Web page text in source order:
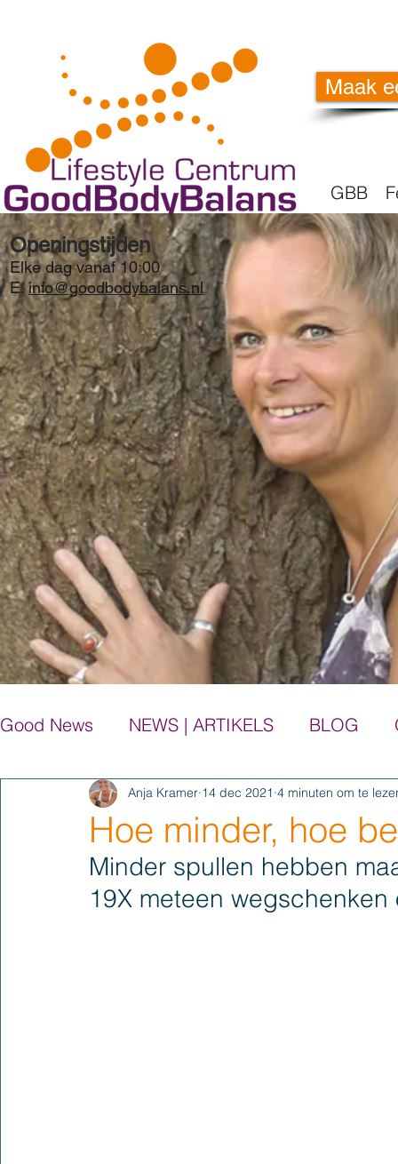
Maak
GBB
Good News NEWS | ARTIKELS BLOG
Hoe minder, hoe
Anja Kramer 14 dec 2021 4 minuten om te
Minder spullen hebben
19X meteen
Openingstijden
Elke dag vanaf 10:00
E.info@goodbodybalans.nl